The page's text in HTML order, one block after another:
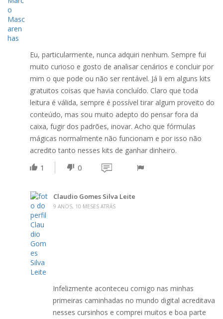
Eu, particularmente, nunca adquiri nenhum. Sempre fui
muito curioso e gosto de analisar cenários e concluir por
mim o que pode ou não ser rentável. Já li em alguns kits
gratuitos coisas que havia concluído. Claro que toda
leitura é válida, sempre é possível tirar algum proveito do
conteúdo, mas sou muito adepto do pensar fora da
caixa, fugir dos padrões, inovar. Acho que fórmulas
mágicas normalmente não funcionam e por isso não
acredito tanto nesses kits de ganhar dinheiro.
1 0
Claudio Gomes Silva Leite
9 ANOS, 10 MESES ATRÁS
Infelizmente aconteceu comigo nas minhas
primeiras caminhadas no mundo digital acreditava
nesses cursinhos e comprei muitos e boa parte